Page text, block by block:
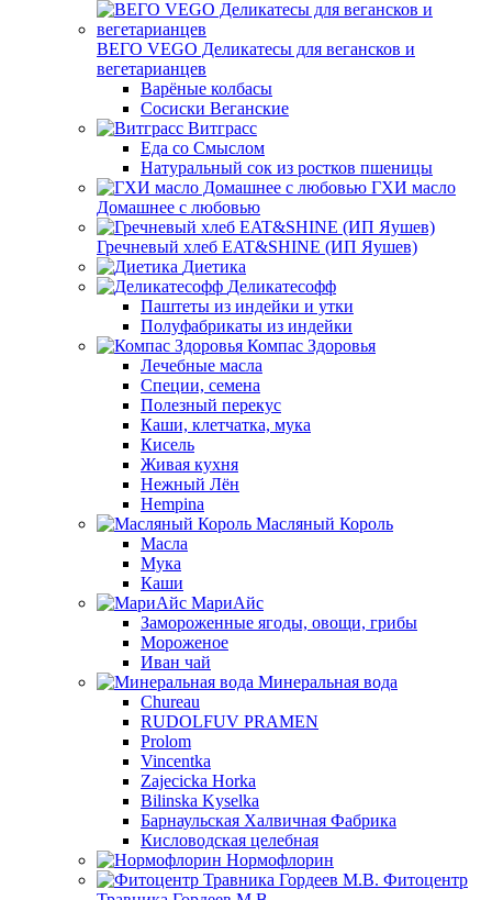
ВЕГО VEGO Деликатесы для вегансков и
вегетарианцев
Варёные колбасы
Сосиски Веганские
Витграсс
Еда со Смыслом
Натуральный сок из ростков пшеницы
ГХИ масло
Домашнее с любовью
Гречневый хлеб EAT&SHINE (ИП Яушев)
Диетика
Деликатесофф
Паштеты из индейки и утки
Полуфабрикаты из индейки
Компас Здоровья
Лечебные масла
Специи, семена
Полезный перекус
Каши, клетчатка, мука
Кисель
Живая кухня
Нежный Лён
Hempina
Масляный Король
Масла
Мука
Каши
МариАйс
Замороженные ягоды, овощи, грибы
Мороженое
Иван чай
Минеральная вода
Chureau
RUDOLFUV PRAMEN
Prolom
Vincentka
Zajecicka Horka
Bilinska Kyselka
Барнаульская Халвичная Фабрика
Кисловодская целебная
Нормофлорин
Фитоцентр